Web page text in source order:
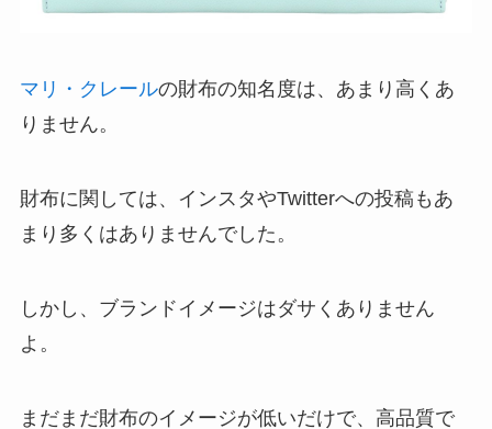
マリ・クレールの財布の知名度は、あまり高くあ
りません。
財布に関しては、インスタやTwitterへの投稿もあ
まり多くはありませんでした。
しかし、ブランドイメージはダサくありません
よ。
まだまだ財布のイメージが低いだけで、高品質で